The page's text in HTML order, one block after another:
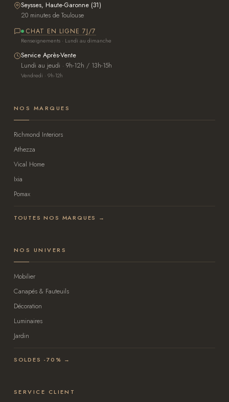
Seysses, Haute-Garonne (31)
20 minutes de Toulouse
CHAT EN LIGNE 7J/7
Renseignements · Lundi au dimanche
Service Après-Vente
Lundi au jeudi · 9h-12h / 13h-15h
Vendredi · 9h-12h
NOS MARQUES
Richmond Interiors
Athezza
Vical Home
Ixia
Pomax
TOUTES NOS MARQUES →
NOS UNIVERS
Mobilier
Canapés & Fauteuils
Décoration
Luminaires
Jardin
SOLDES -70% →
SERVICE CLIENT